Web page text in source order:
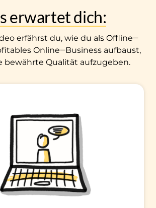
erwartet dich:
erfährst du, wie du als Offline‒
Online‒Business
aufbaust,
bewährte Qualität aufzugeben.